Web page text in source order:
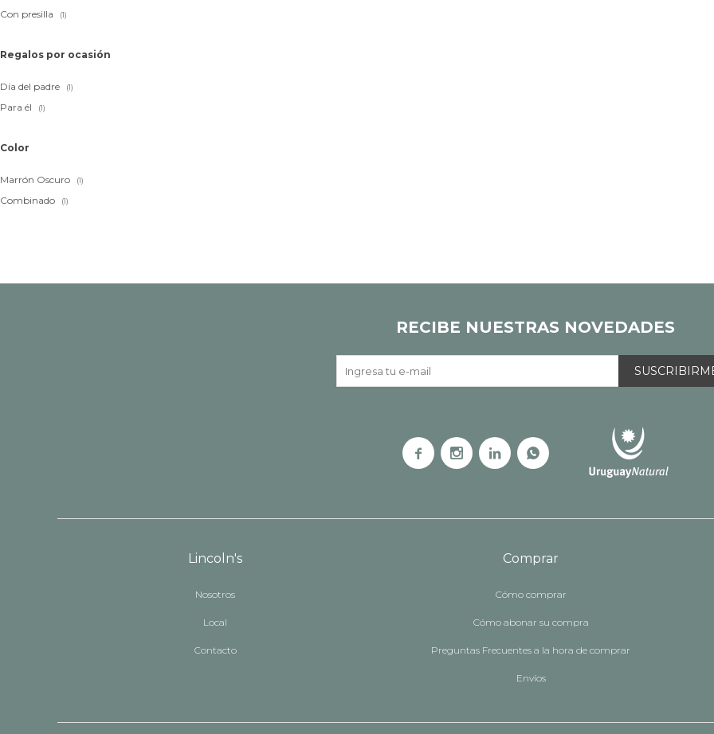
Con presilla (1)
Regalos por ocasión
Día del padre (1)
Para él (1)
Color
Marrón Oscuro (1)
Combinado (1)
Lincoln's
Nosotros
Local
Contacto
Comprar
Cómo comprar
Cómo abonar su compra
Preguntas Frecuentes a la hora de comprar
Envíos
RECIBE NUESTRAS NOVEDADES
   